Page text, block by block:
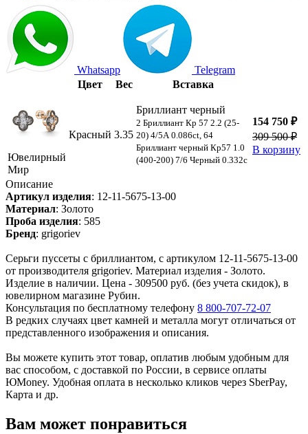
Whatsapp
Telegram
Цвет
Вес Вставка
Ювелирный
Мир
Красный 3.35
Бриллиант черный
2 Бриллиант Кр 57 2.2 (25-
20) 4/5А 0.086ct, 64
Бриллиант черный Кр57 1.0
(400-200) 7/6 Черный 0.332c
154 750 ₽
309 500 ₽
В корзину
Описание
Артикул изделия: 12-11-5675-13-00
Материал: Золото
Проба изделия: 585
Бренд: grigoriev
Серьги пуссеты с бриллиантом, с артикулом 12-11-5675-13-00
от производителя grigoriev. Материал изделия - Золото.
Изделие в наличии. Цена - 309500 руб. (без учета скидок), в
ювелирном магазине Рубин.
Консультация по бесплатному телефону 8 800-707-72-07
В редких случаях цвет камней и металла могут отличаться от
представленного изображения и описания.
Вы можете купить этот товар, оплатив любым удобным для
вас способом, с доставкой по России, в сервисе оплаты
ЮMoney. Удобная оплата в несколько кликов через SberPay,
Карта и др.
Вам может понравиться